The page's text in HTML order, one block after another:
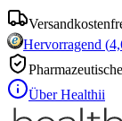
Hervorragend (
Über Healthii